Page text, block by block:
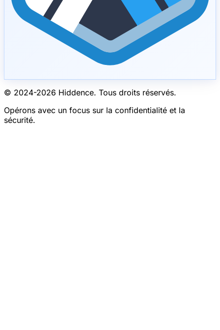
© 2024-2026 Hiddence. Tous droits réservés.
Opérons avec un focus sur la confidentialité et la
sécurité.